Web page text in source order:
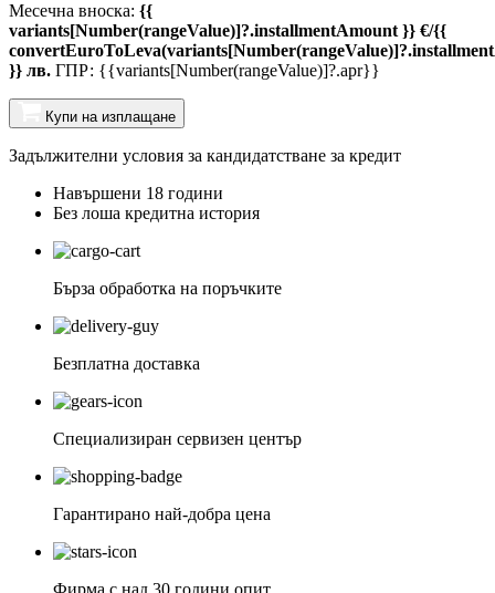
Месечна вноска: {{
variants[Number(rangeValue)]?.installmentAmount }} €/{{
}} лв. ГПР: {{variants[Number(rangeValue)]?.apr}}
Купи на изплащане
Задължителни условия за кандидатстване за кредит
Навършени 18 години
Без лоша кредитна история
Бърза обработка на поръчките
Безплатна доставка
Специализиран сервизен център
Гарантирано най-добра цена